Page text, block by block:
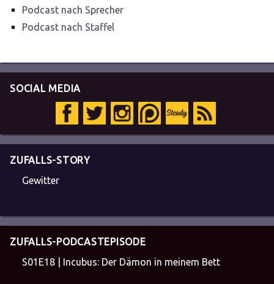
Podcast nach Sprecher
Podcast nach Staffel
SOCIAL MEDIA
ZUFALLS-STORY
Gewitter
ZUFALLS-PODCASTEPISODE
S01E18 | Incubus: Der Dämon in meinem Bett